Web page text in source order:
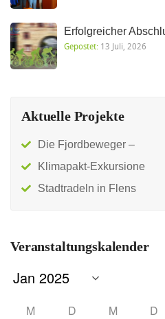
Erfolgreicher
Gepostet: 13 Juli, 2026
Aktuelle Projekte
Die Fjordbeweger –
Klimapakt-Exkursione
Stadtradeln in Flens
Veranstaltungskalender
M D M D